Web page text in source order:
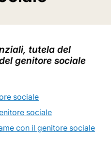
tutela del
genitore sociale
sociale
sociale
con il genitore sociale